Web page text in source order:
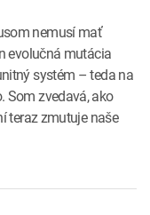
nemusí mať
evolučná mutácia
systém – teda na
zvedavá, ako
teraz zmutuje naše